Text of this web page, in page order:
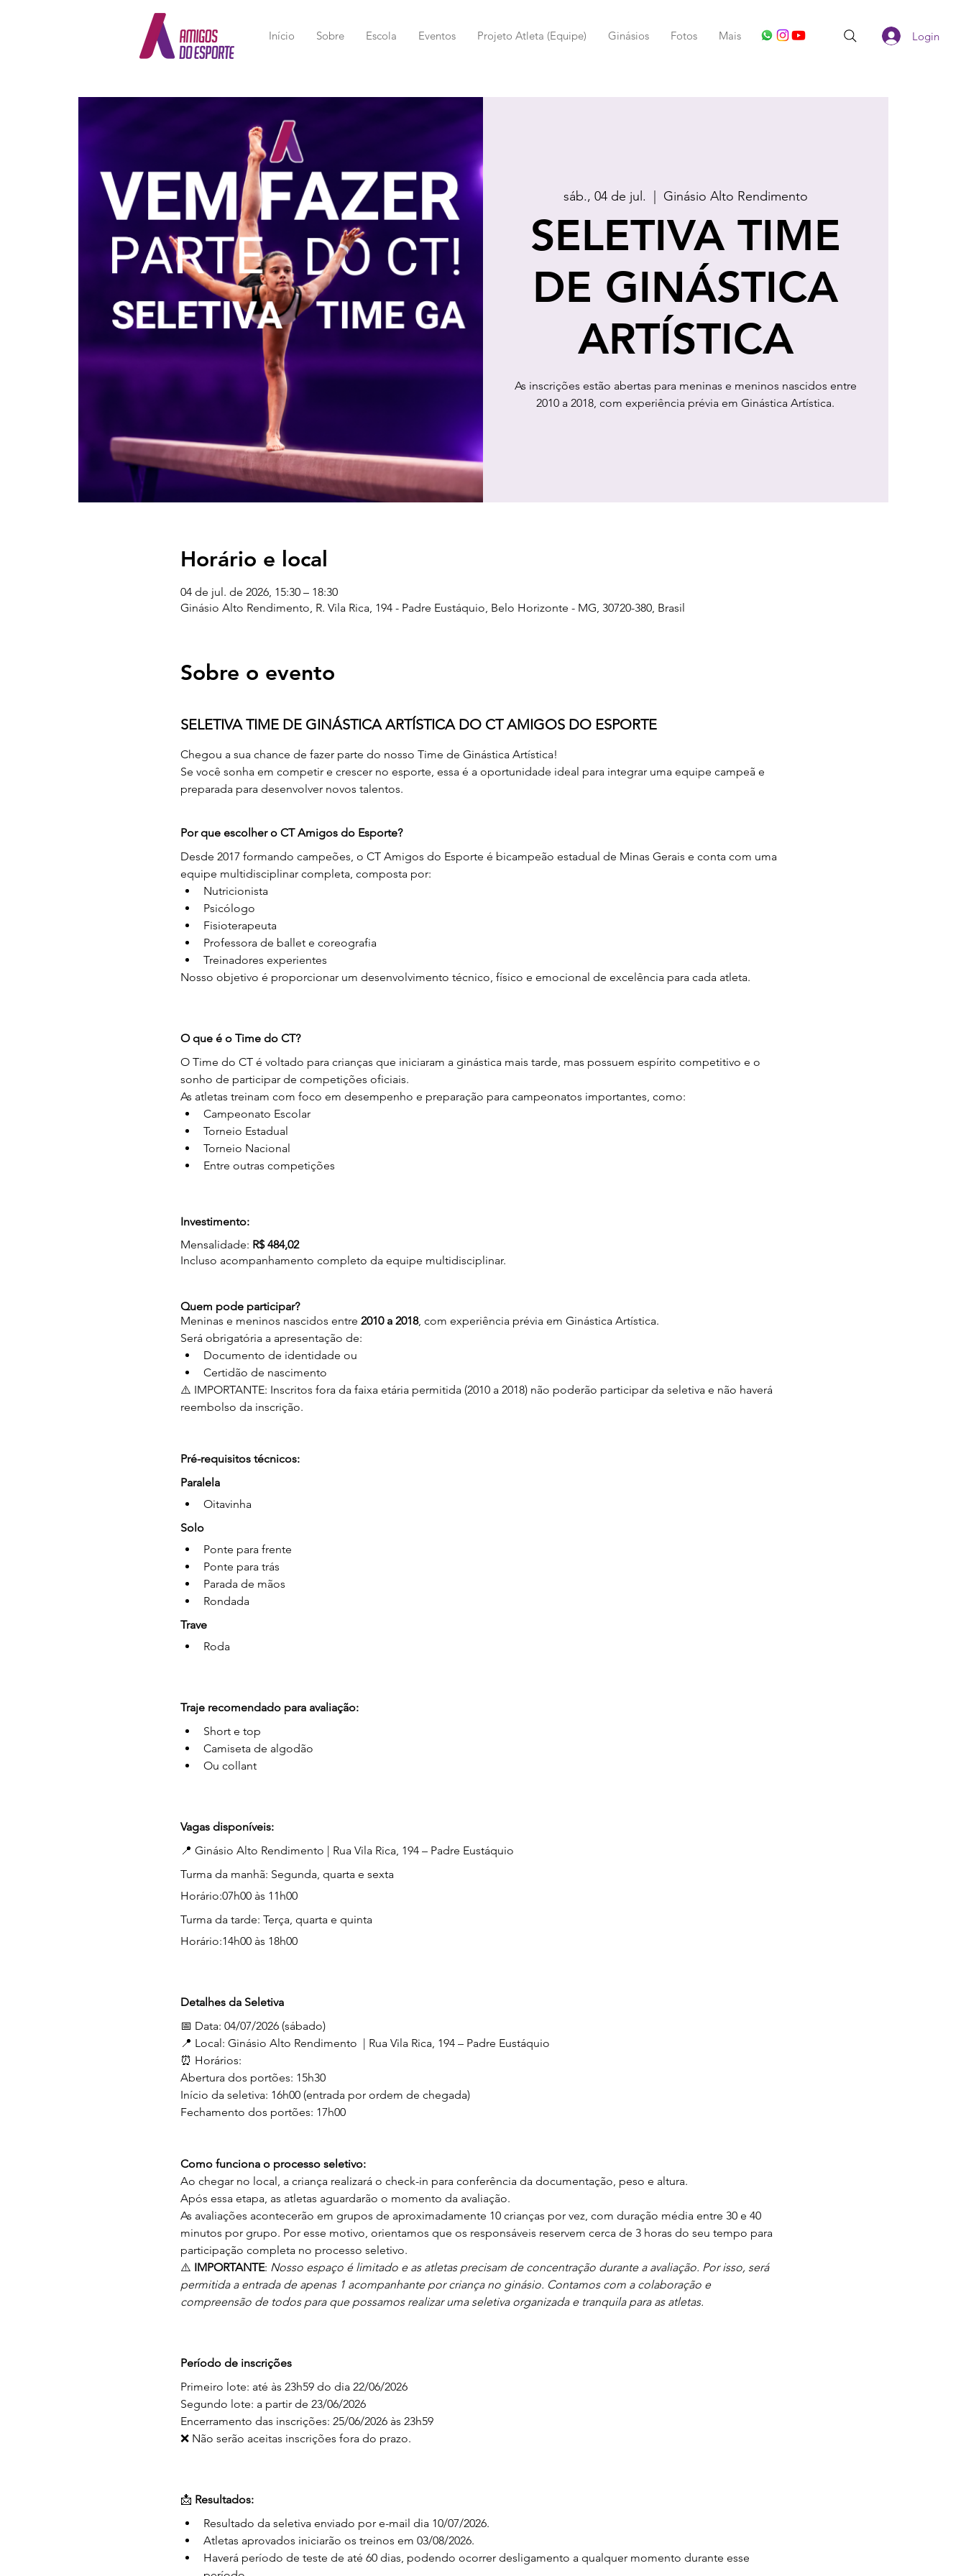
Início Sobre Escola Eventos Projeto Atleta (Equipe) Ginásios Fotos Mais Login
sáb., 04 de jul. Ginásio Alto Rendimento
SELETIVA TIME
DE GINÁSTICA
ARTÍSTICA
As inscrições estão abertas para meninas e meninos nascidos entre
2010 a 2018, com experiência prévia em Ginástica Artística.
Horário e local
04 de jul. de 2026, 15:30 – 18:30
Ginásio Alto Rendimento, R. Vila Rica, 194 - Padre Eustáquio, Belo Horizonte - MG, 30720-380, Brasil
Sobre o evento
SELETIVA TIME DE GINÁSTICA ARTÍSTICA DO CT AMIGOS DO ESPORTE
Chegou a sua chance de fazer parte do nosso Time de Ginástica Artística!
Se você sonha em competir e crescer no esporte, essa é a oportunidade ideal para integrar uma equipe campeã e
preparada para desenvolver novos talentos.
Por que escolher o CT Amigos do Esporte?
Desde 2017 formando campeões, o CT Amigos do Esporte é bicampeão estadual de Minas Gerais e conta com uma
equipe multidisciplinar completa, composta por:
Nutricionista
Psicólogo
Fisioterapeuta
Professora de ballet e coreografia
Treinadores experientes
Nosso objetivo é proporcionar um desenvolvimento técnico, físico e emocional de excelência para cada atleta.
O que é o Time do CT?
O Time do CT é voltado para crianças que iniciaram a ginástica mais tarde, mas possuem espírito competitivo e o
sonho de participar de competições oficiais.
As atletas treinam com foco em desempenho e preparação para campeonatos importantes, como:
Campeonato Escolar
Torneio Estadual
Torneio Nacional
Entre outras competições
Investimento:
Mensalidade: R$ 484,02
Incluso acompanhamento completo da equipe multidisciplinar.
Quem pode participar?
Meninas e meninos nascidos entre 2010 a 2018, com experiência prévia em Ginástica Artística.
Será obrigatória a apresentação de:
Documento de identidade ou
Certidão de nascimento
⚠️ IMPORTANTE: Inscritos fora da faixa etária permitida (2010 a 2018) não poderão participar da seletiva e não haverá
reembolso da inscrição.
Pré-requisitos técnicos:
Paralela
Oitavinha
Solo
Ponte para frente
Ponte para trás
Parada de mãos
Rondada
Trave
Roda
Traje recomendado para avaliação:
Short e top
Camiseta de algodão
Ou collant
Vagas disponíveis:
📍 Ginásio Alto Rendimento | Rua Vila Rica, 194 – Padre Eustáquio
Turma da manhã: Segunda, quarta e sexta
Horário:07h00 às 11h00
Turma da tarde: Terça, quarta e quinta
Horário:14h00 às 18h00
Detalhes da Seletiva
📅 Data: 04/07/2026 (sábado)
📍 Local: Ginásio Alto Rendimento  | Rua Vila Rica, 194 – Padre Eustáquio
⏰ Horários:
Abertura dos portões: 15h30
Início da seletiva: 16h00 (entrada por ordem de chegada)
Fechamento dos portões: 17h00
Como funciona o processo seletivo:
Ao chegar no local, a criança realizará o check-in para conferência da documentação, peso e altura.
Após essa etapa, as atletas aguardarão o momento da avaliação.
As avaliações acontecerão em grupos de aproximadamente 10 crianças por vez, com duração média entre 30 e 40
minutos por grupo. Por esse motivo, orientamos que os responsáveis reservem cerca de 3 horas do seu tempo para
participação completa no processo seletivo.
⚠️ IMPORTANTE: Nosso espaço é limitado e as atletas precisam de concentração durante a avaliação. Por isso, será
permitida a entrada de apenas 1 acompanhante por criança no ginásio. Contamos com a colaboração e
compreensão de todos para que possamos realizar uma seletiva organizada e tranquila para as atletas.
Período de inscrições
Primeiro lote: até às 23h59 do dia 22/06/2026
Segundo lote: a partir de 23/06/2026
Encerramento das inscrições: 25/06/2026 às 23h59
❌ Não serão aceitas inscrições fora do prazo.
📩 Resultados:
Resultado da seletiva enviado por e-mail dia 10/07/2026.
Atletas aprovados iniciarão os treinos em 03/08/2026.
Haverá período de teste de até 60 dias, podendo ocorrer desligamento a qualquer momento durante esse